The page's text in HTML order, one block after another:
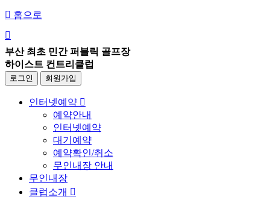
 홈으로

부산 최초 민간 퍼블릭 골프장
하이스트 컨트리클럽
로그인 회원가입
인터넷예약 
예약안내
인터넷예약
대기예약
예약확인/취소
무인내장 안내
무인내장
클럽소개 